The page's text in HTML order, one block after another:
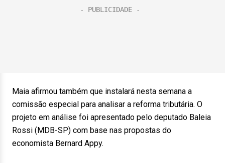
Maia afirmou também que instalará nesta semana a
comissão especial para analisar a reforma tributária. O
projeto em análise foi apresentado pelo deputado Baleia
Rossi (MDB-SP) com base nas propostas do
economista Bernard Appy.